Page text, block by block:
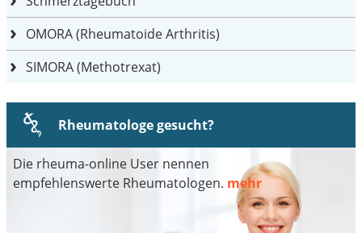
OMORA (Rheumatoide Arthritis)
SIMORA (Methotrexat)
Rheumatologe gesucht?
Die rheuma-online User nennen
empfehlenswerte Rheumatologen. mehr